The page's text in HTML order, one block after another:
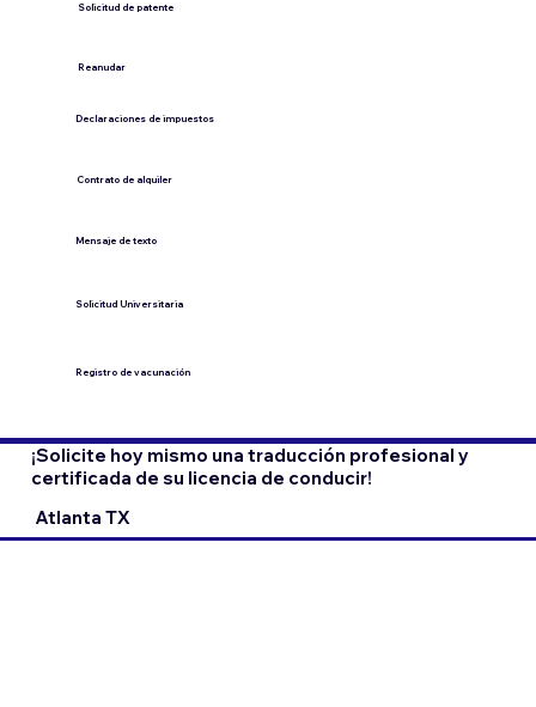
​Solicitud de patente
Contrato de alquiler
​Reanudar
Declaraciones de impuestos
​Mensaje de texto
​Solicitud Universitaria
Registro de vacunación
¡Solicite hoy mismo una traducción profesional y
certificada de su licencia de conducir!
Atlanta TX